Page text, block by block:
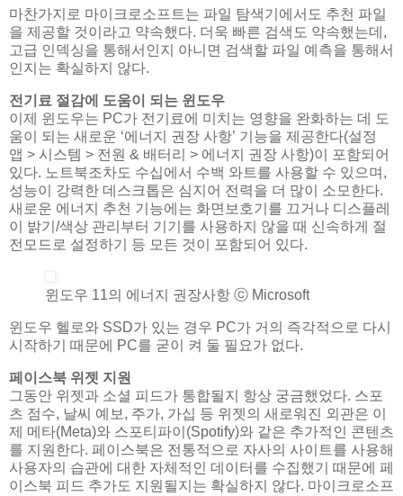
마찬가지로 마이크로소프트는 파일 탐색기에서도 추천 파일
을 제공할 것이라고 약속했다. 더욱 빠른 검색도 약속했는데,
고급 인덱싱을 통해서인지 아니면 검색할 파일 예측을 통해서
인지는 확실하지 않다.
전기료 절감에 도움이 되는 윈도우
이제 윈도우는 PC가 전기료에 미치는 영향을 완화하는 데 도
움이 되는 새로운 ‘에너지 권장 사항’ 기능을 제공한다(설정
앱 > 시스템 > 전원 & 배터리 > 에너지 권장 사항)이 포함되어
있다. 노트북조차도 수십에서 수백 와트를 사용할 수 있으며,
성능이 강력한 데스크톱은 심지어 전력을 더 많이 소모한다.
새로운 에너지 추천 기능에는 화면보호기를 끄거나 디스플레
이 밝기/색상 관리부터 기기를 사용하지 않을 때 신속하게 절
전모드로 설정하기 등 모든 것이 포함되어 있다.
윈도우 11의 에너지 권장사항 ⓒ Microsoft
윈도우 헬로와 SSD가 있는 경우 PC가 거의 즉각적으로 다시
시작하기 때문에 PC를 굳이 켜 둘 필요가 없다.
페이스북 위젯 지원
그동안 위젯과 소셜 피드가 통합될지 항상 궁금했었다. 스포
츠 점수, 날씨 예보, 주가, 가십 등 위젯의 새로워진 외관은 이
제 메타(Meta)와 스포티파이(Spotify)와 같은 추가적인 콘텐츠
를 지원한다. 페이스북은 전통적으로 자사의 사이트를 사용해
사용자의 습관에 대한 자체적인 데이터를 수집했기 때문에 페
이스북 피드 추가도 지원될지는 확실하지 않다. 마이크로소프